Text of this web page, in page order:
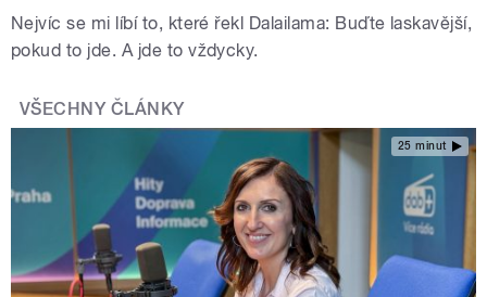
Nejvíc se mi líbí to, které řekl Dalailama: Buďte laskavější,
pokud to jde. A jde to vždycky.
VŠECHNY ČLÁNKY
25 minut